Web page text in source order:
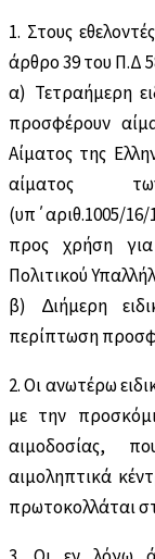
1. Στους
άρθρο 39 του Π.Δ
α) Τετραήμερη
προσφέρουν
Αίµατος της
αίματος
(υπ΄αριθ.1005/
προς χρήση
Πολιτικού
β) ∆ιήµερη
περίπτωση
2. Οι ανωτέρω
µε την
αιμοδοσίας,
αιµοληπτικά
πρωτοκολλάται